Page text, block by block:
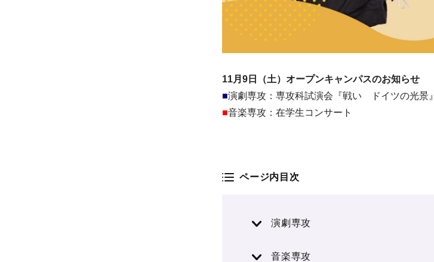
11月9日（土）オープンキャンパスのお知らせ
■演劇専攻：専攻科試演会『戦い ドイツの光景』
■音楽専攻：在学生コンサート
ページ内目次
演劇専攻
音楽専攻